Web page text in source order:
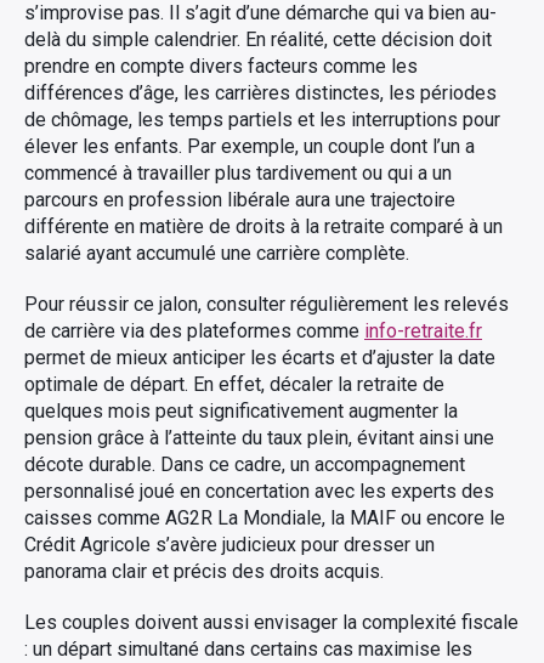
s’improvise pas. Il s’agit d’une démarche qui va bien au-
delà du simple calendrier. En réalité, cette décision doit
prendre en compte divers facteurs comme les
différences d’âge, les carrières distinctes, les périodes
de chômage, les temps partiels et les interruptions pour
élever les enfants. Par exemple, un couple dont l’un a
commencé à travailler plus tardivement ou qui a un
parcours en profession libérale aura une trajectoire
différente en matière de droits à la retraite comparé à un
salarié ayant accumulé une carrière complète.
Pour réussir ce jalon, consulter régulièrement les relevés
de carrière via des plateformes comme info-retraite.fr
permet de mieux anticiper les écarts et d’ajuster la date
optimale de départ. En effet, décaler la retraite de
quelques mois peut significativement augmenter la
pension grâce à l’atteinte du taux plein, évitant ainsi une
décote durable. Dans ce cadre, un accompagnement
personnalisé joué en concertation avec les experts des
caisses comme AG2R La Mondiale, la MAIF ou encore le
Crédit Agricole s’avère judicieux pour dresser un
panorama clair et précis des droits acquis.
Les couples doivent aussi envisager la complexité fiscale
: un départ simultané dans certains cas maximise les